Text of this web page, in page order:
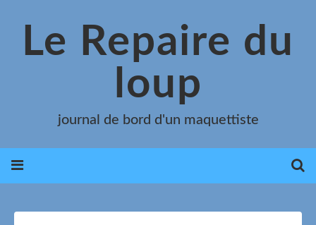
Le Repaire du
loup
journal de bord d'un maquettiste